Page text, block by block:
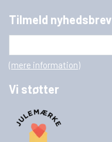
Tilmeld nyhedsbrev
(mere information)
Vi støtter